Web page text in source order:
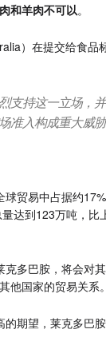
和羊肉不可以。
）在提交给食品
支持这一立场，
准入构成重大威胁
球贸易中占据约
达到123万吨，比
克多巴胺，将会对
国家的贸易关系。
的期望，莱克多巴